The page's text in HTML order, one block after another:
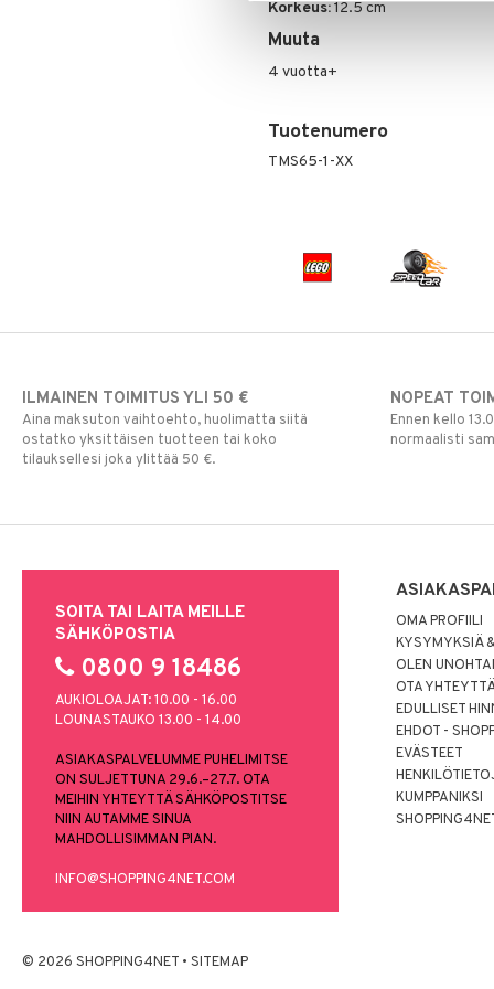
Korkeus:12.5 cm
Muuta
4 vuotta+
Tuotenumero
TMS65-1-XX
ILMAINEN TOIMITUS YLI 50 €
Aina maksuton vaihtoehto, huolimatta siitä
ostatko yksittäisen tuotteen tai koko
tilauksellesi joka ylittää 50 €.
NOPEAT
Ennen kello
normaalisti
SOITA TAI LAITA MEILLE
SÄHKÖPOSTIA
0800 9 18486
AUKIOLOAJAT: 10.00 - 16.00
LOUNASTAUKO 13.00 - 14.00
ASIAKASPALVELUMME PUHELIMITSE
ON SULJETTUNA 29.6.–27.7. OTA
MEIHIN YHTEYTTÄ SÄHKÖPOSTITSE
NIIN AUTAMME SINUA
MAHDOLLISIMMAN PIAN.
INFO@SHOPPING4NET.COM
OMA PROFIILI
KYSYMYKSIÄ
OLEN
OTA
EDULLISET
EHDOT -
EVÄSTEET
KUMPPANIKSI
© 2026 SHOPPING4NET • SITEMAP